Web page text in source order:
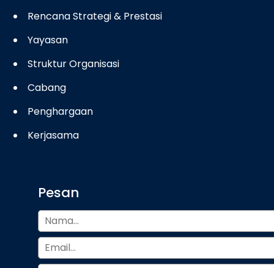
Rencana Strategi & Prestasi
Yayasan
Struktur Organisasi
Cabang
Penghargaan
Kerjasama
Pesan